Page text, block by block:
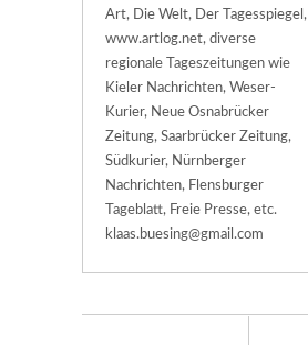
Art, Die Welt, Der Tagesspiegel,
www.artlog.net, diverse
regionale Tageszeitungen wie
Kieler Nachrichten, Weser-
Kurier, Neue Osnabrücker
Zeitung, Saarbrücker Zeitung,
Südkurier, Nürnberger
Nachrichten, Flensburger
Tageblatt, Freie Presse, etc.
klaas.buesing@gmail.com